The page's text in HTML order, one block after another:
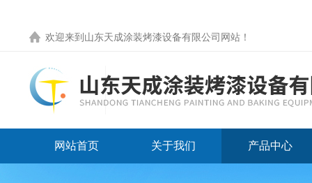
欢迎来到 山东天成涂装烤漆设备有限公司网站 ！
网站首页 关于我们 产品中心